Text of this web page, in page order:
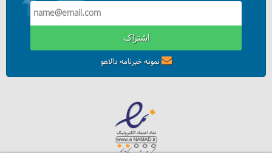
آیا نپال را برای سفر می‌پسندم؟
اشتراک
نمونه خبرنامه دالاهو